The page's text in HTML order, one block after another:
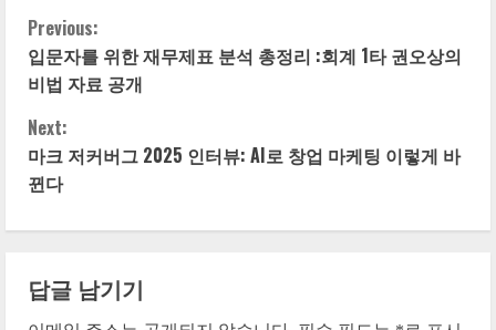
C
o
n
t
i
u
Previous:
입문자를 위한 재무제표 분석 총정리 :회계 1타 권오상의
비법 자료 공개
Next:
마크 저커버그 2025 인터뷰: AI로 창업 마케팅 이렇게 바
뀐다
답글 남기기